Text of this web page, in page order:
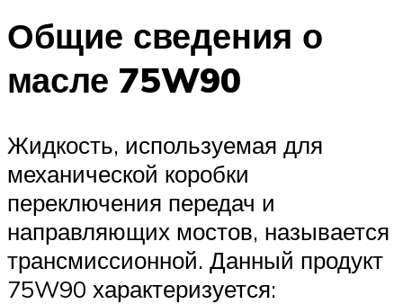
Общие сведения о
масле 75W90
Жидкость, используемая для
механической коробки
переключения передач и
направляющих мостов, называется
трансмиссионной. Данный продукт
75W90 характеризуется: